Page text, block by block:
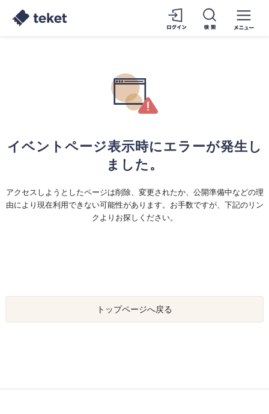
イベントページ表示時にエラーが発生し
ました。
アクセスしようとしたページは削除、変更されたか、公開準備中などの理
由により現在利用できない可能性があります。お手数ですが、下記のリン
クよりお探しください。
トップページへ戻る